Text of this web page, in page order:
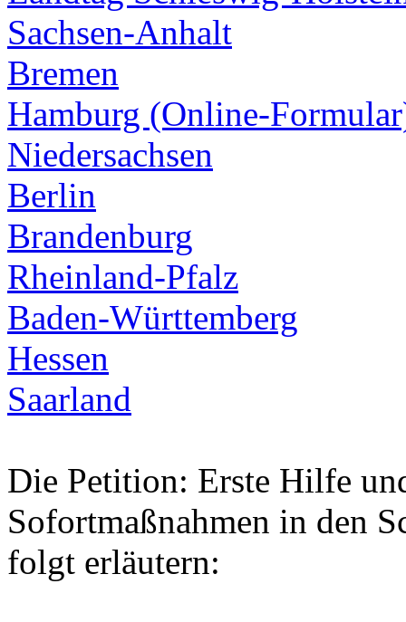
Sachsen-Anhalt
Bremen
Hamburg (Online-
Niedersachsen
Berlin
Brandenburg
Rheinland-Pfalz
Baden-Württemberg
Hessen
Saarland
Die Petition: Erste Hilfe
Sofortmaßnahmen in den
folgt erläutern: